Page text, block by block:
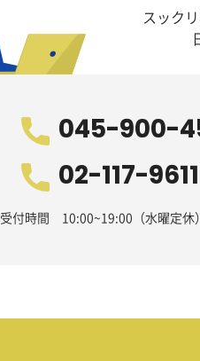
スック
045-900-
02-117-9611
受付時間 10:00~19:00（水曜定休